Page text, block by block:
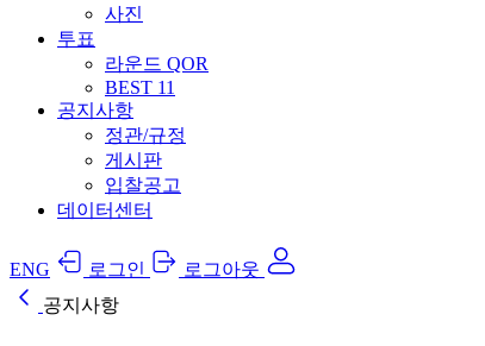
사진
투표
라운드 QOR
BEST 11
공지사항
정관/규정
게시판
입찰공고
데이터센터
ENG 로그인
로그아웃
공지사항